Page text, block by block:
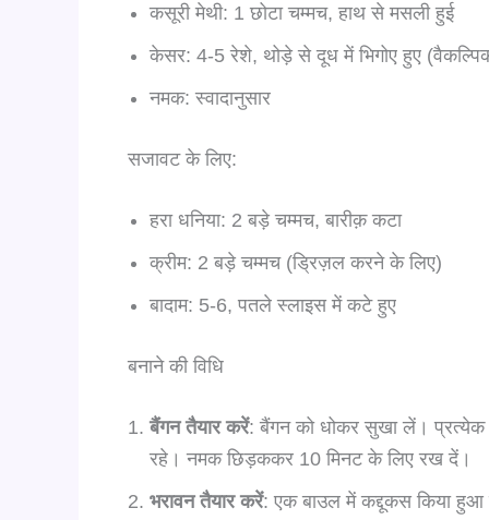
कसूरी मेथी: 1 छोटा चम्मच, हाथ से मसली हुई
केसर: 4-5 रेशे, थोड़े से दूध में भिगोए हुए
नमक: स्वादानुसार
सजावट के लिए:
हरा धनिया: 2 बड़े चम्मच, बारीक़ कटा
क्रीम: 2 बड़े चम्मच (ड्रिज़ल करने के लिए)
बादाम: 5-6, पतले स्लाइस में कटे हुए
बनाने की विधि
बैंगन तैयार करें: बैंगन को धोकर सुखा लें। प्रत्येक
रहे। नमक छिड़ककर 10 मिनट के लिए रख दें।
भरावन तैयार करें: एक बाउल में कद्दूकस किया हुआ